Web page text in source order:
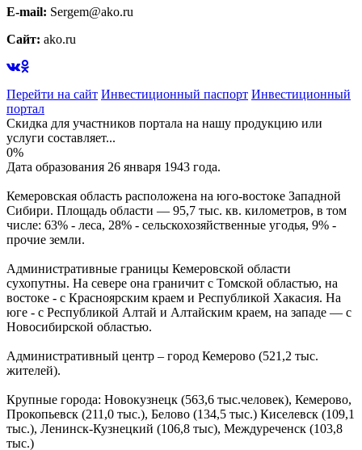
E-mail: Sergem@ako.ru
Сайт: ako.ru
Перейти на сайт Инвестиционный паспорт Инвестиционный
портал
Скидка для участников портала на нашу продукцию или
услуги составляет...
0%
Дата образования 26 января 1943 года.
Кемеровская область расположена на юго-востоке Западной
Сибири. Площадь области — 95,7 тыс. кв. километров, в том
числе: 63% - леса, 28% - сельскохозяйственные угодья, 9% -
прочие земли.
Административные границы Кемеровской области
сухопутны. На севере она граничит с Томской областью, на
востоке - с Красноярским краем и Республикой Хакасия. На
юге - с Республикой Алтай и Алтайским краем, на западе — с
Новосибирской областью.
Административный центр – город Кемерово (521,2 тыс.
жителей).
Крупные города: Новокузнецк (563,6 тыс.человек), Кемерово,
Прокопьевск (211,0 тыс.), Белово (134,5 тыс.) Киселевск (109,1
тыс.), Ленинск-Кузнецкий (106,8 тыс), Междуреченск (103,8
тыс.)